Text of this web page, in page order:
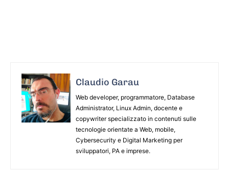
Claudio Garau
Web developer, programmatore, Database
Administrator, Linux Admin, docente e
copywriter specializzato in contenuti sulle
tecnologie orientate a Web, mobile,
Cybersecurity e Digital Marketing per
sviluppatori, PA e imprese.